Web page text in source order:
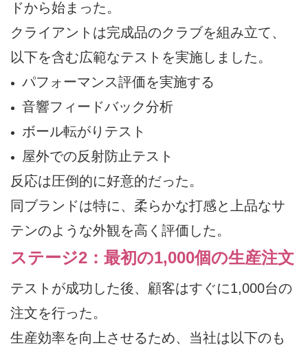
ドから始まった。
クライアントは完成品のクラブを組み立て、
以下を含む広範なテストを実施しました。
パフォーマンス評価を実施する
音響フィードバック分析
ボール転がりテスト
屋外での反射防止テスト
反応は圧倒的に好意的だった。
同ブランドは特に、柔らかな打感と上品なサ
テンのような外観を高く評価した。
ステージ2：最初の1,000個の生産注文
テストが成功した後、顧客はすぐに1,000台の
注文を行った。
生産効率を向上させるため、当社は以下のも